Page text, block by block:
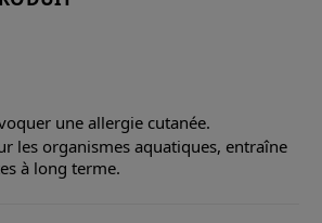
une allergie cutanée.
les organismes aquatiques, entraîne
à long terme.